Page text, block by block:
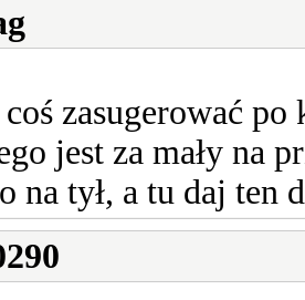
zasugerować
jest za mały na
na tył, a tu daj ten